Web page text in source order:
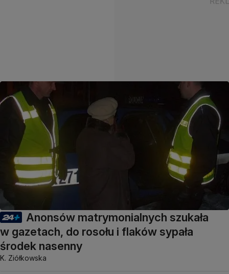
Anonsów matrymonialnych szukała
w gazetach, do rosołu i flaków sypała
środek nasenny
K. Ziółkowska